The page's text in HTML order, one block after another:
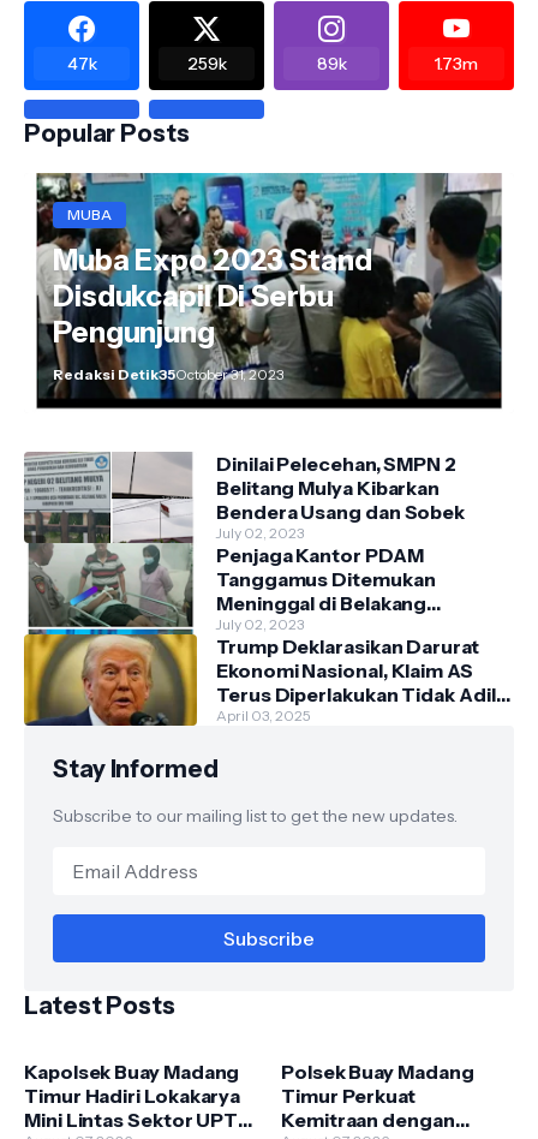
47k 259k 89k 1.73m
Popular Posts
MUBA
Muba Expo 2023 Stand
Disdukcapil Di Serbu
Pengunjung
Redaksi Detik35October 31, 2023
Dinilai Pelecehan, SMPN 2
Belitang Mulya Kibarkan
Bendera Usang dan Sobek
July 02, 2023
Penjaga Kantor PDAM
Tanggamus Ditemukan
Meninggal di Belakang
Kantornya.
July 02, 2023
Trump Deklarasikan Darurat
Ekonomi Nasional, Klaim AS
Terus Diperlakukan Tidak Adil
oleh Negara Asing"
April 03, 2025
Stay Informed
Subscribe to our mailing list to get the new updates.
Latest Posts
Kapolsek Buay Madang
Timur Hadiri Lokakarya
Mini Lintas Sektor UPTD
Polsek Buay Madang
Timur Perkuat
Kemitraan dengan